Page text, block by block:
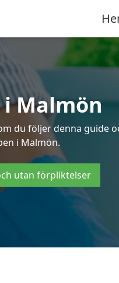
Malmön
du följer denna guide
i Malmön.
utan förpliktelser